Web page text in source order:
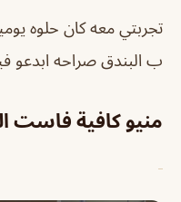
تجربتي معه كان حلوه
ب البندق صراحه ابدعو
منيو كافية فاست